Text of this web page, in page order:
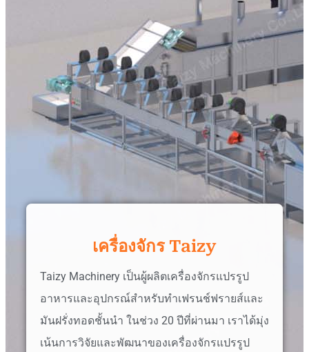
เครื่องจักร Taizy
Taizy Machinery เป็นผู้ผลิตเครื่องจักรแปรรูป
อาหารและอุปกรณ์สำหรับทำเฟรนช์ฟรายส์และ
มันฝรั่งทอดชั้นนำ ในช่วง 20 ปีที่ผ่านมา เราได้มุ่ง
เน้นการวิจัยและพัฒนาของเครื่องจักรแปรรูป